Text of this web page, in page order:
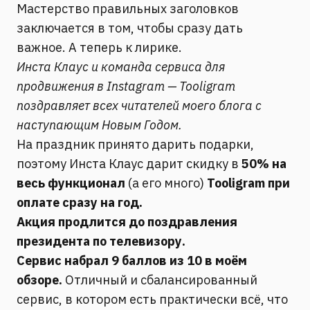
Мастерство правильных заголовков
заключается в том, чтобы сразу дать
важное. А теперь к лирике.
Инста Клаус и команда сервиса для
продвижения в Instagram — Tooligram
поздравляет всех читателей моего блога с
наступающим Новым Годом.
На праздник принято дарить подарки,
поэтому Инста Клаус дарит скидку в 50% на
весь функционал (а его много) Tooligram при
оплате сразу на год.
Акция продлится до поздравления
президента по телевизору.
Сервис набрал 9 баллов из 10 в моём
обзоре. Отличный и сбалансированный
сервис, в котором есть практически всё, что